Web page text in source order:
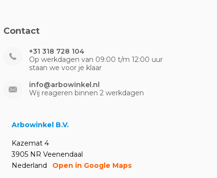
Contact
+31 318 728 104
Op werkdagen van 09:00 t/m 12:00 uur
staan we voor je klaar
info@arbowinkel.nl
Wij reageren binnen 2 werkdagen
Arbowinkel B.V.
Kazemat 4
3905 NR Veenendaal
Nederland
Open in Google Maps